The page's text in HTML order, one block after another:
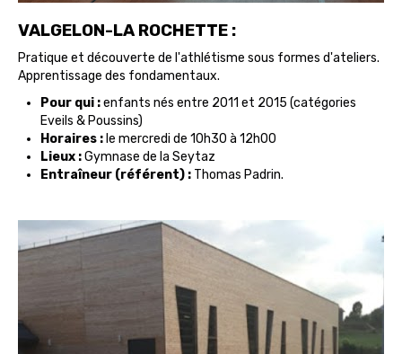
VALGELON-LA ROCHETTE :
Pratique et découverte de l'athlétisme sous formes d'ateliers.
Apprentissage des fondamentaux.
Pour qui :enfants nés entre 2011 et 2015 (catégories
Eveils & Poussins)
Horaires : le mercredi de 10h30 à 12h00
Lieux :Gymnase de la Seytaz
Entraîneur (référent) : Thomas Padrin.